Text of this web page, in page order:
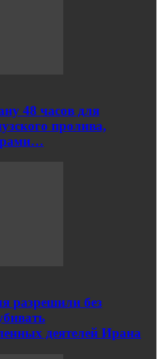
48 часов для
пролива,
разрешили без
деятелей Ирана